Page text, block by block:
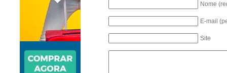
Nome
E-mail
Site